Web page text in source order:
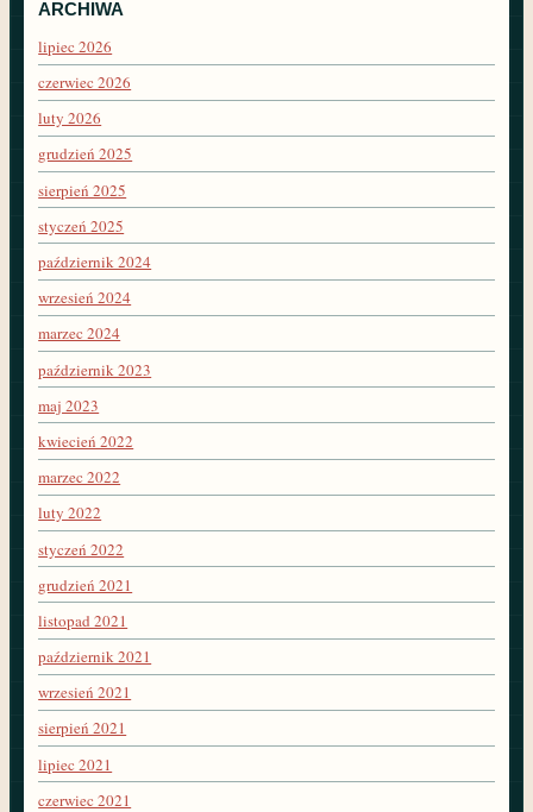
ARCHIWA
lipiec 2026
czerwiec 2026
luty 2026
grudzień 2025
sierpień 2025
styczeń 2025
październik 2024
wrzesień 2024
marzec 2024
październik 2023
maj 2023
kwiecień 2022
marzec 2022
luty 2022
styczeń 2022
grudzień 2021
listopad 2021
październik 2021
wrzesień 2021
sierpień 2021
lipiec 2021
czerwiec 2021